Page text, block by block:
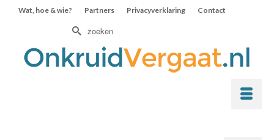
Wat, hoe & wie? Partners Privacyverklaring Contact
Zoek